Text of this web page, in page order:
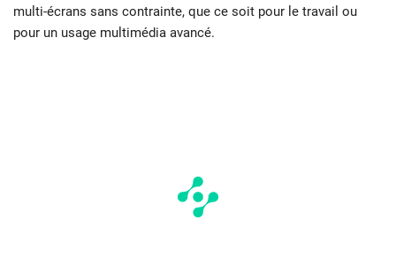
multi-écrans sans contrainte, que ce soit pour le travail ou
pour un usage multimédia avancé.